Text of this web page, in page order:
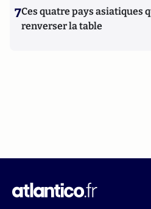
7Ces quatre pays asiatiques
renverser la table